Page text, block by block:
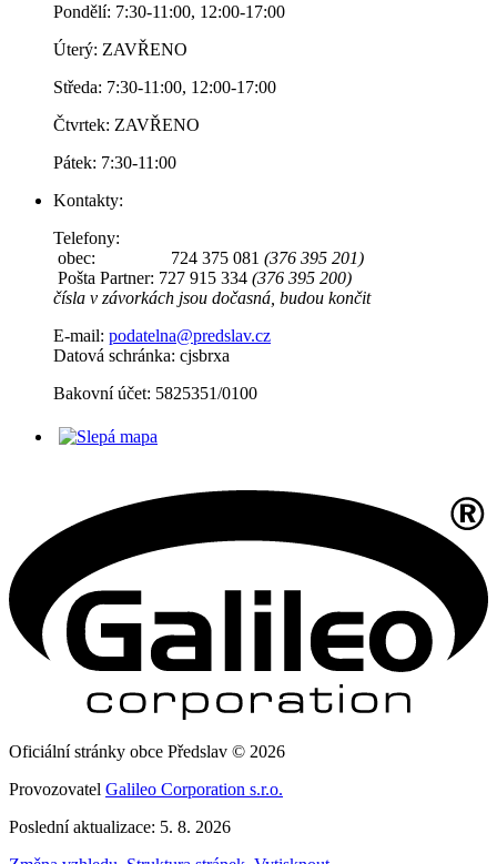
Pondělí: 7:30-11:00, 12:00-17:00
Úterý: ZAVŘENO
Středa: 7:30-11:00, 12:00-17:00
Čtvrtek: ZAVŘENO
Pátek: 7:30-11:00
Kontakty:
Telefony:
obec: 724 375 081 (376 395 201)
Pošta Partner: 727 915 334 (376 395 200)
čísla v závorkách jsou dočasná, budou končit
E-mail: podatelna@predslav.cz
Datová schránka: cjsbrxa
Bakovní účet: 5825351/0100
Oficiální stránky obce Předslav © 2026
Provozovatel Galileo Corporation s.r.o.
Poslední aktualizace: 5. 8. 2026